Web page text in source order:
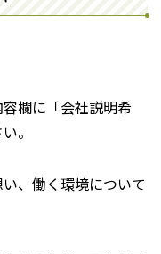
欄に「会社説明希
。
、働く環境について